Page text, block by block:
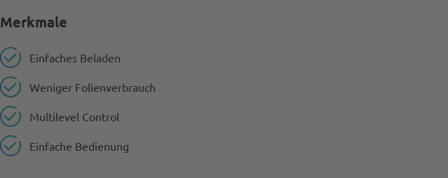
Merkmale
Einfaches Beladen
Weniger Folienverbrauch
Multilevel Control
Einfache Bedienung